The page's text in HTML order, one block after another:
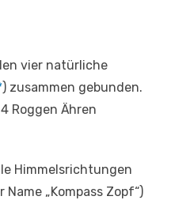
vier natürliche
) zusammen gebunden.
Roggen Ähren
Himmelsrichtungen
„Kompass Zopf“)